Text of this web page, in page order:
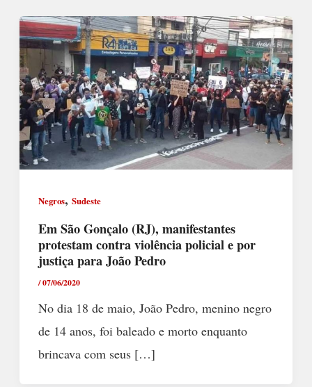
Negros, Sudeste
Em São Gonçalo (RJ), manifestantes
protestam contra violência policial e por
justiça para João Pedro
/07/06/2020
No dia 18 de maio, João Pedro, menino negro
de 14 anos, foi baleado e morto enquanto
brincava com seus […]